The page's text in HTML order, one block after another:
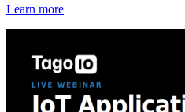
Learn more